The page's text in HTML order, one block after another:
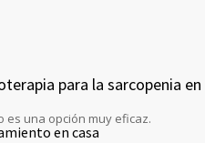
para la sarcopenia en
es una opción muy eficaz.
en casa